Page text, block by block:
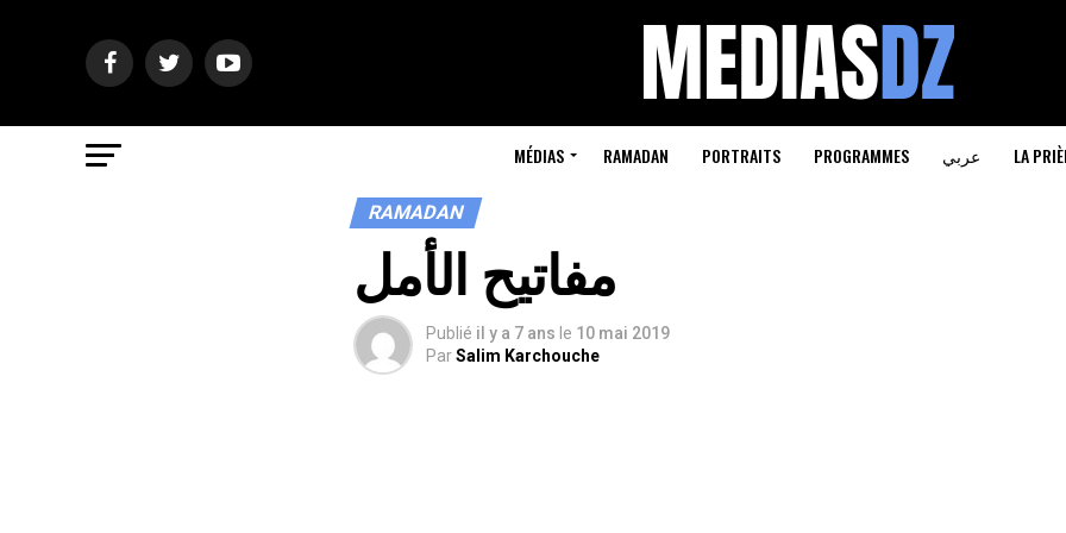
MÉDIAS RAMADAN PORTRAITS PROGRAMMES عربي LA
RAMADAN
مفاتيح الأمل
Publié il y a 7 ans le 10 mai 2019
ParSalim Karchouche